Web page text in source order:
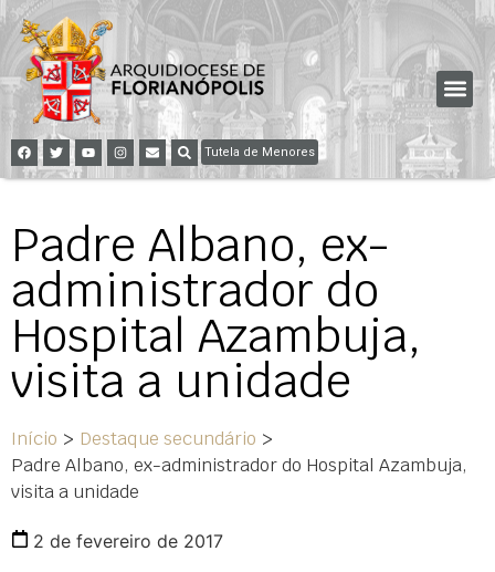
Tutela de Menores
Padre Albano, ex-
administrador do
Hospital Azambuja,
visita a unidade
Início > Destaque secundário >
Padre Albano, ex-administrador do Hospital Azambuja,
visita a unidade
2 de fevereiro de 2017